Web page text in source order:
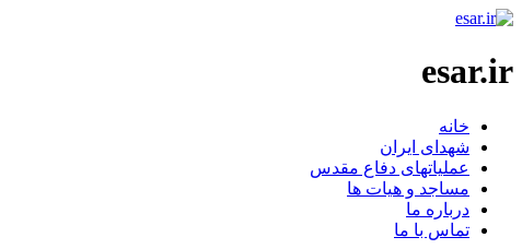
esar.ir
خانه
شهدای ایران
عملیاتهای دفاع مقدس
مساجد و هیات ها
درباره ما
تماس با ما